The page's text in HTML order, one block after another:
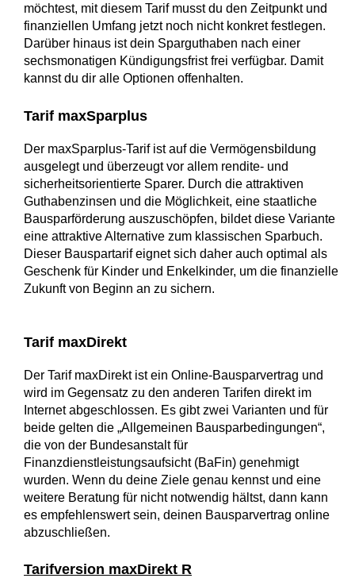
möchtest, mit diesem Tarif musst du den Zeitpunkt und
finanziellen Umfang jetzt noch nicht konkret festlegen.
Darüber hinaus ist dein Sparguthaben nach einer
sechsmonatigen Kündigungsfrist frei verfügbar. Damit
kannst du dir alle Optionen offenhalten.
Tarif maxSparplus
Der maxSparplus-Tarif ist auf die Vermögensbildung
ausgelegt und überzeugt vor allem rendite- und
sicherheitsorientierte Sparer. Durch die attraktiven
Guthabenzinsen und die Möglichkeit, eine staatliche
Bausparförderung auszuschöpfen, bildet diese Variante
eine attraktive Alternative zum klassischen Sparbuch.
Dieser Bauspartarif eignet sich daher auch optimal als
Geschenk für Kinder und Enkelkinder, um die finanzielle
Zukunft von Beginn an zu sichern.
Tarif maxDirekt
Der Tarif maxDirekt ist ein Online-Bausparvertrag und
wird im Gegensatz zu den anderen Tarifen direkt im
Internet abgeschlossen. Es gibt zwei Varianten und für
beide gelten die „Allgemeinen Bausparbedingungen“,
die von der Bundesanstalt für
Finanzdienstleistungsaufsicht (BaFin) genehmigt
wurden. Wenn du deine Ziele genau kennst und eine
weitere Beratung für nicht notwendig hältst, dann kann
es empfehlenswert sein, deinen Bausparvertrag online
abzuschließen.
Tarifversion maxDirekt R